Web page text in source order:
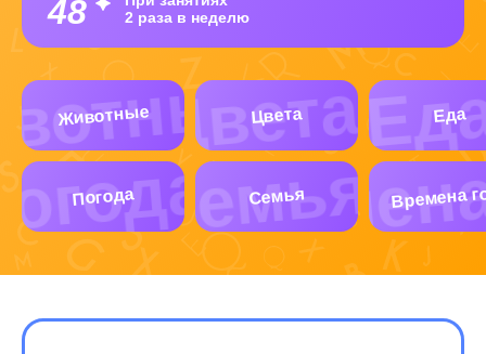
48
2 раза в неделю
Животные Цвета Еда
Погода Семья Времена